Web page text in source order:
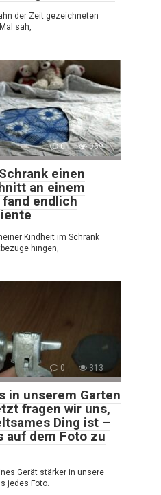
der Zeit gezeichneten
sah,
0 359
einen
an einem
endlich
Kindheit im Schrank
hingen,
0 313
in unserem Garten
fragen wir uns,
Ding ist –
auf dem Foto zu
Gerät stärker in unsere
jedes Foto.